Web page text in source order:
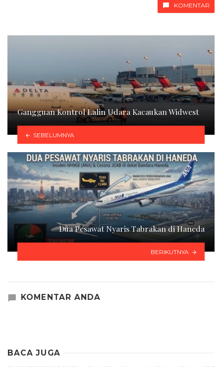
KOMENTAR
Gangguan Kontrol Lalin Udara Kacaukan Widwest
SEBELUMNYA
Dua Pesawat Nyaris Tabrakan di Haneda
BERIKUTNYA
KOMENTAR ANDA
BACA JUGA